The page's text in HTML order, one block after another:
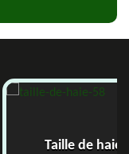
Taille de haie